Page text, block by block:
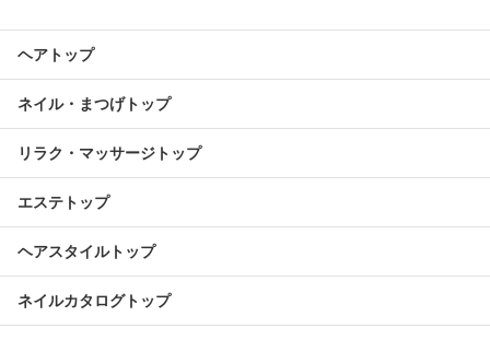
ヘアトップ
ネイル・まつげトップ
リラク・マッサージトップ
エステトップ
ヘアスタイルトップ
ネイルカタログトップ